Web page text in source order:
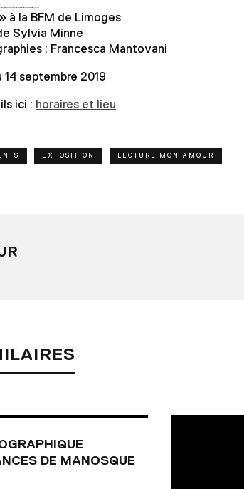
à la BFM de Limoges
Sylvia Minne
: Francesca Mantovani
14 septembre 2019
ici : horaires et lieu
EXPOSITION LECTURE MON AMOUR
DE MANOSQUE